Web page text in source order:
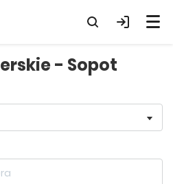
- Sopot